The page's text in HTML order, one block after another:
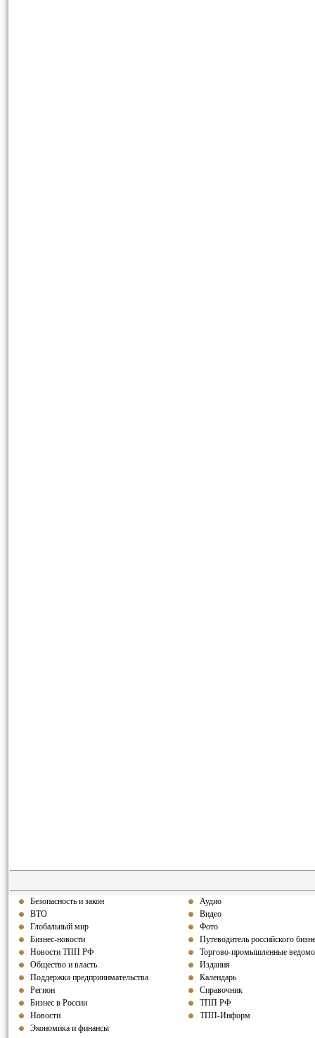
Безопасность и закон
ВТО
Глобальный мир
Бизнес-новости
Новости ТПП РФ
Общество и власть
Поддержка предпринимательства
Регион
Бизнес в России
Новости
Экономика и финансы
Аудио
Видео
Фото
Путеводитель российского
Торгово-промышленные
Издания
Календарь
Справочник
ТПП РФ
ТПП-Информ